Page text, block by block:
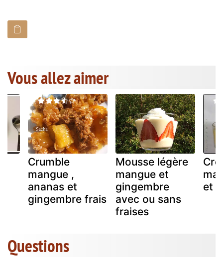
Vous allez aimer
Crumble
mangue ,
ananas et
gingembre frais
Mousse légère
mangue et
gingembre
avec ou sans
fraises
et
Questions